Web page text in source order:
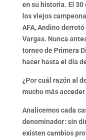
en su historia. El
los viejos
AFA, Andino
Vargas. Nunca
torneo de Primera
hacer hasta el día
¿Por cuál razón al
mucho más
Analicemos cada
denominador: sin
existen cambios